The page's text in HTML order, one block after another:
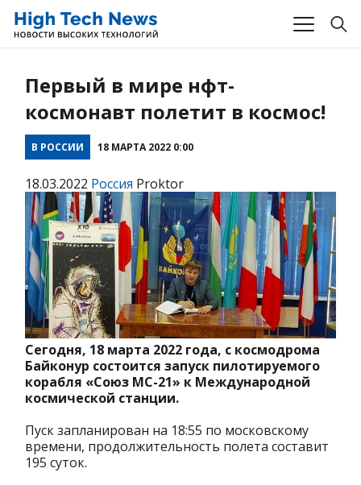
Первый в мире нфт-
космонавт полетит в космос!
В РОССИИ 18 МАРТА 2022 0:00
18.03.2022 Россия Proktor
Сегодня, 18 марта 2022 года, с космодрома
Байконур состоится запуск пилотируемого
корабля «Союз МС-21» к Международной
космической станции.
Пуск запланирован на 18:55 по московскому
времени, продолжительность полета составит
195 суток.